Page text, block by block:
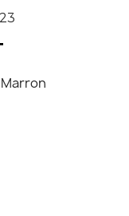
Marron